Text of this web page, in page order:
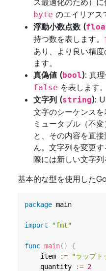
ス最適化のため）に
byte のエイリアス
浮動小数点数 (
持つ数を表します。
あり、より良い精
ます。
真偽値 (bool): 真
false を表します。
文字列 (string):
文字のシーケンス
ミュータブル（不
と、その内容を直
ん。文字列を変更
際には新しい文字列
基本的な型を使用した
package main
import "fmt"
func main( )
{
	item
:= "ラップト
	quantity
:= 2